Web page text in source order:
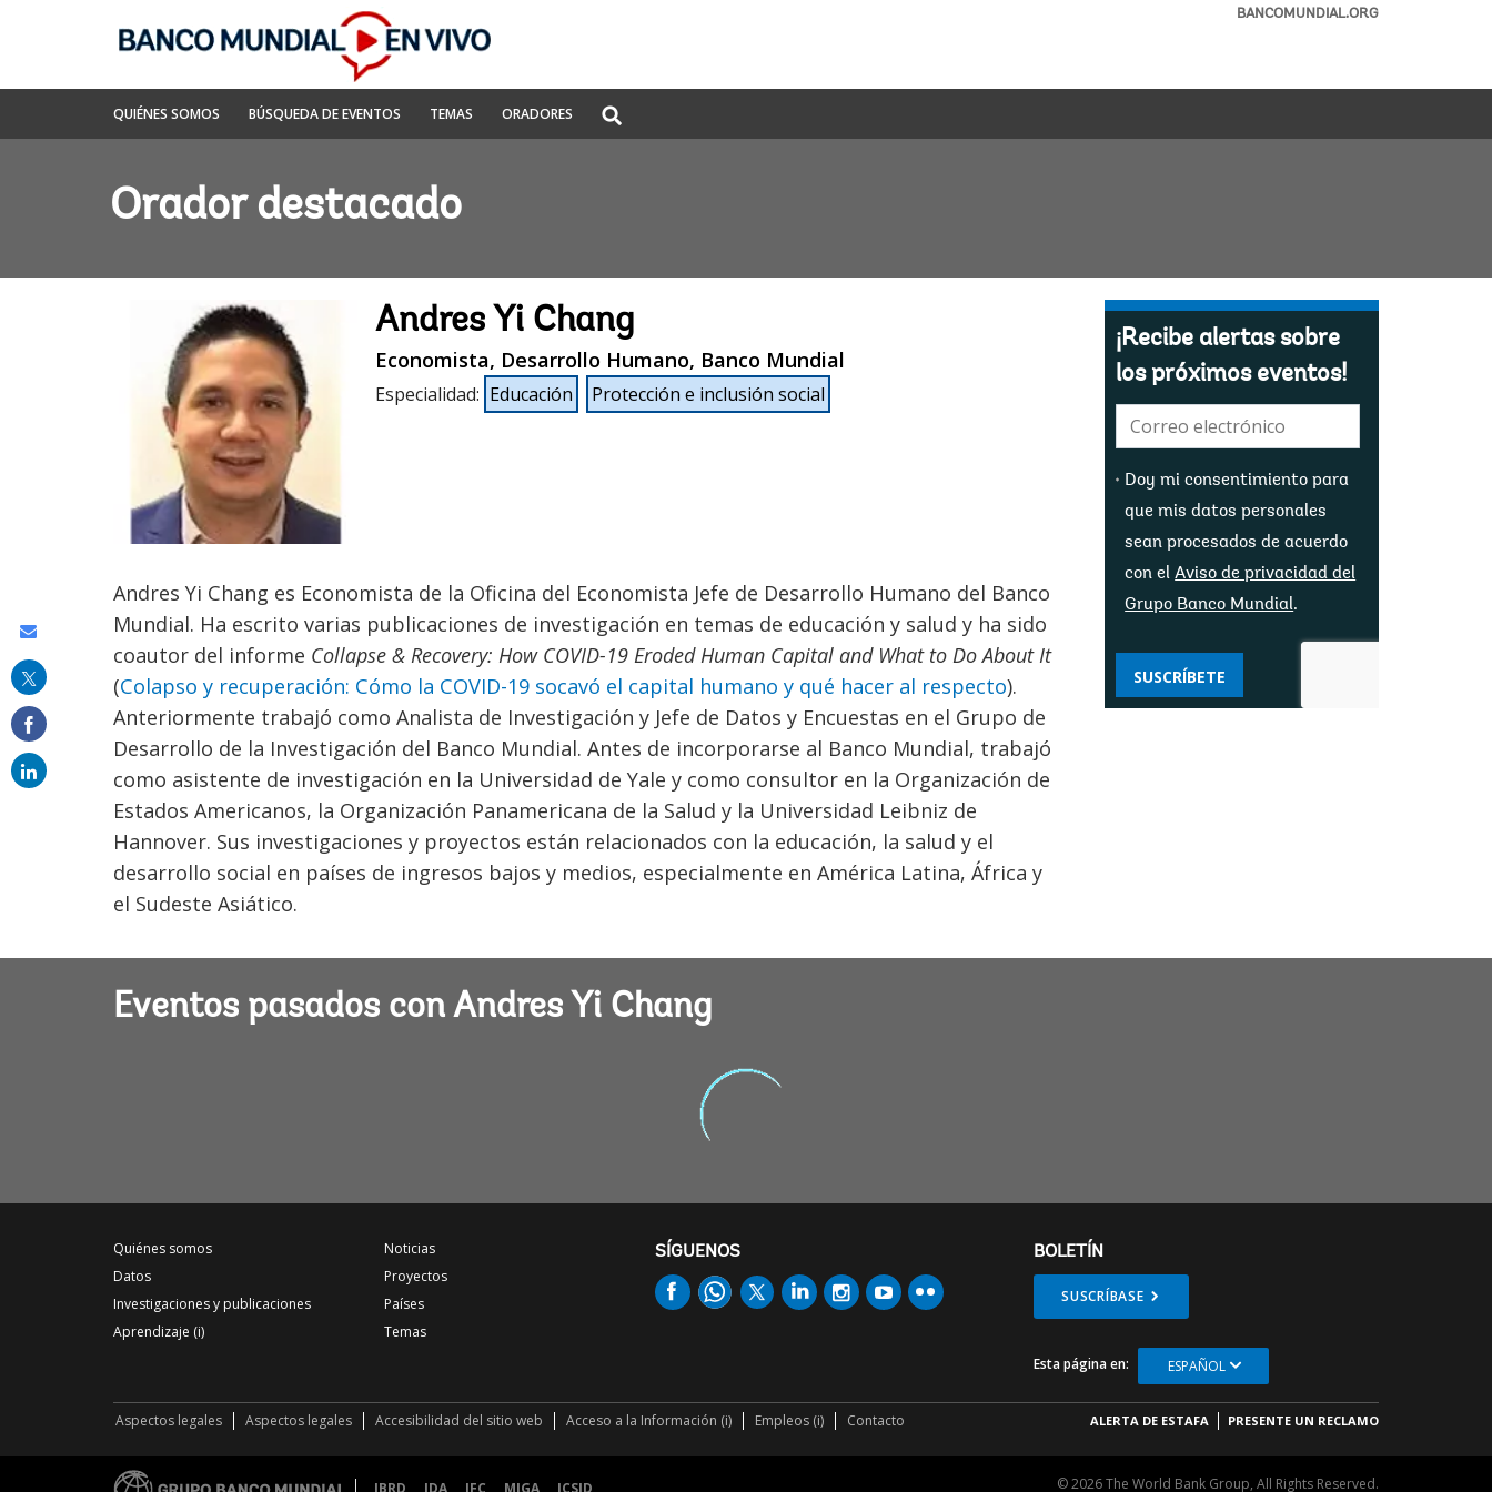
Navigation
Banco
Mundial
BANCOMUNDIAL.ORG
QUIÉNES SOMOS BÚSQUEDA DE EVENTOS TEMAS ORADORES
Global
Search
Orador destacado
Andres Yi Chang
Economista, Desarrollo Humano, Banco Mundial
Especialidad: Educación Protección e inclusión social
Andres Yi Chang es Economista de la Oficina del Economista Jefe de Desarrollo Humano del Banco
Mundial. Ha escrito varias publicaciones de investigación en temas de educación y salud y ha sido
coautor del informe Collapse & Recovery: How COVID-19 Eroded Human Capital and What to Do About It
(Colapso y recuperación: Cómo la COVID-19 socavó el capital humano y qué hacer al respecto).
Anteriormente trabajó como Analista de Investigación y Jefe de Datos y Encuestas en el Grupo de
Desarrollo de la Investigación del Banco Mundial. Antes de incorporarse al Banco Mundial, trabajó
como asistente de investigación en la Universidad de Yale y como consultor en la Organización de
Estados Americanos, la Organización Panamericana de la Salud y la Universidad Leibniz de
Hannover. Sus investigaciones y proyectos están relacionados con la educación, la salud y el
desarrollo social en países de ingresos bajos y medios, especialmente en América Latina, África y
el Sudeste Asiático.
¡Recibe alertas sobre
los próximos eventos!
mail:
Doy mi consentimiento para
que mis datos personales
sean procesados ​​de acuerdo
con elAviso de privacidad del
Grupo Banco Mundial.
SUSCRÍBETE
Eventos pasados con Andres Yi Chang
Quiénes somos
Datos
Investigaciones y publicaciones
Aprendizaje (i)
Noticias
Proyectos
Países
Temas
SÍGUENOS BOLETÍN
SUSCRÍBASE
Esta página en: ESPAÑOL
Aspectos legales Aspectos legales Accesibilidad del sitio web Acceso a la Información (i) Empleos (i) Contacto ALERTA DE ESTAFA PRESENTE UN RECLAMO
IBRD IDA IFC MIGA ICSID © 2026 The World Bank Group, All Rights Reserved.
this
email